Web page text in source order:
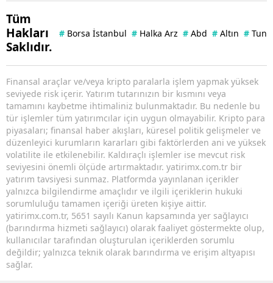
Tüm
Hakları
Saklıdır.
# Borsa İstanbul # Halka Arz # Abd # Altın #
Finansal araçlar ve/veya kripto paralarla işlem yapmak yüksek
seviyede risk içerir. Yatırım tutarınızın bir kısmını veya
tamamını kaybetme ihtimaliniz bulunmaktadır. Bu nedenle bu
tür işlemler tüm yatırımcılar için uygun olmayabilir. Kripto para
piyasaları; finansal haber akışları, küresel politik gelişmeler ve
düzenleyici kurumların kararları gibi faktörlerden ani ve yüksek
volatilite ile etkilenebilir. Kaldıraçlı işlemler ise mevcut risk
seviyesini önemli ölçüde artırmaktadır. yatirimx.com.tr bir
yatırım tavsiyesi sunmaz. Platformda yayınlanan içerikler
yalnızca bilgilendirme amaçlıdır ve ilgili içeriklerin hukuki
sorumluluğu tamamen içeriği üreten kişiye aittir.
yatirimx.com.tr, 5651 sayılı Kanun kapsamında yer sağlayıcı
(barındırma hizmeti sağlayıcı) olarak faaliyet göstermekte olup,
kullanıcılar tarafından oluşturulan içeriklerden sorumlu
değildir; yalnızca teknik olarak barındırma ve erişim altyapısı
sağlar.